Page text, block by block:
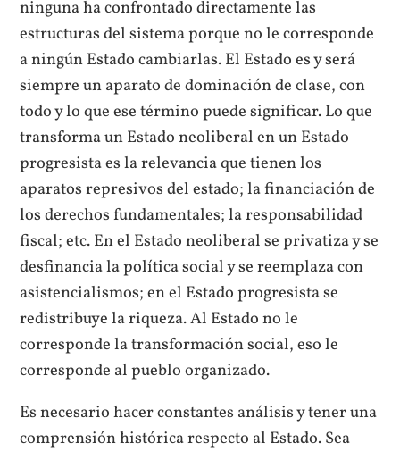
ninguna ha confrontado directamente las
estructuras del sistema porque no le corresponde
a ningún Estado cambiarlas. El Estado es y será
siempre un aparato de dominación de clase, con
todo y lo que ese término puede significar. Lo que
transforma un Estado neoliberal en un Estado
progresista es la relevancia que tienen los
aparatos represivos del estado; la financiación de
los derechos fundamentales; la responsabilidad
fiscal; etc. En el Estado neoliberal se privatiza y se
desfinancia la política social y se reemplaza con
asistencialismos; en el Estado progresista se
redistribuye la riqueza. Al Estado no le
corresponde la transformación social, eso le
corresponde al pueblo organizado.
Es necesario hacer constantes análisis y tener una
comprensión histórica respecto al Estado. Sea